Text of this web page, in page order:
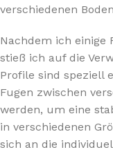
verschiedenen
Nachdem ich einige
stieß ich auf die
Profile sind speziell
Fugen zwischen
werden, um eine
in verschiedenen
sich an die